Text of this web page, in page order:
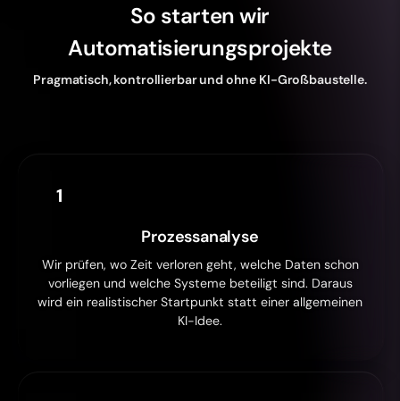
So starten wir
Automatisierungsprojekte
Pragmatisch, kontrollierbar und ohne KI-Großbaustelle.
1
Prozessanalyse
Wir prüfen, wo Zeit verloren geht, welche Daten schon
vorliegen und welche Systeme beteiligt sind. Daraus
wird ein realistischer Startpunkt statt einer allgemeinen
KI-Idee.